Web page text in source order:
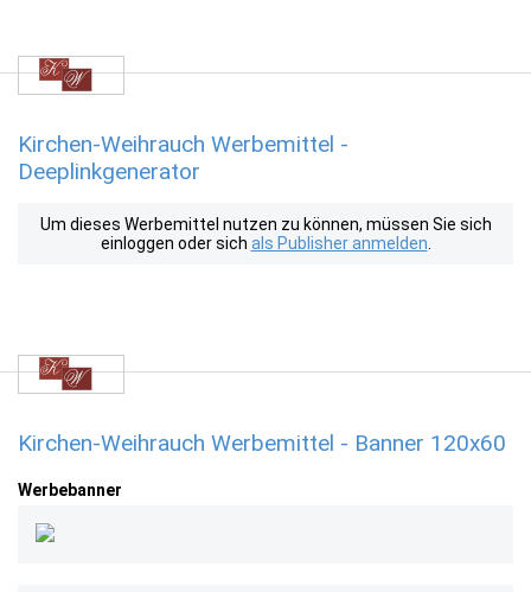
Kirchen-Weihrauch Werbemittel -
Deeplinkgenerator
Um dieses Werbemittel nutzen zu können, müssen Sie sich
einloggen oder sich als Publisher anmelden
Kirchen-Weihrauch Werbemittel - Banner 120x60
Werbebanner